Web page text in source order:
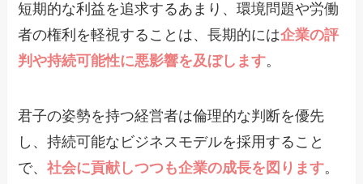
短期的な利益を追求するあまり、環境問題や労働
者の権利を軽視することは、長期的には企業の評
判や持続可能性に悪影響を及ぼします。
君子の姿勢を持つ経営者は倫理的な判断を優先
し、持続可能なビジネスモデルを採用すること
で、社会に貢献しつつも企業の成長を図ります。